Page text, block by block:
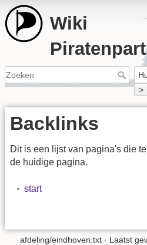
Wiki
>
Backlinks
Dit is een lijst van pagina's die
de huidige pagina.
start
afdeling/eindhoven.txt · Laatst